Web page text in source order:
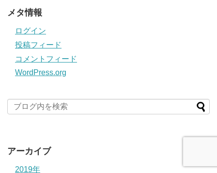
メタ情報
ログイン
投稿フィード
コメントフィード
WordPress.org
アーカイブ
2019年